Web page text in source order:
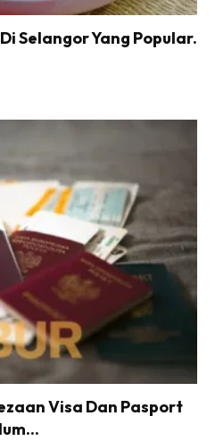
Selangor Yang Popular.
Visa Dan Pasport